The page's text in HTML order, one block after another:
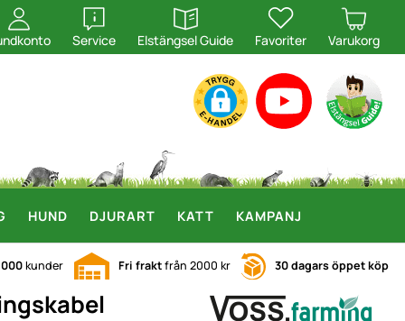
Service
öppna
Elstängsel Guide
öppna
Favoriter Varukorg
HUND DJURART KATT KAMPANJ
kunder Fri fraktfrån 2000 kr 30 dagars öppet köp